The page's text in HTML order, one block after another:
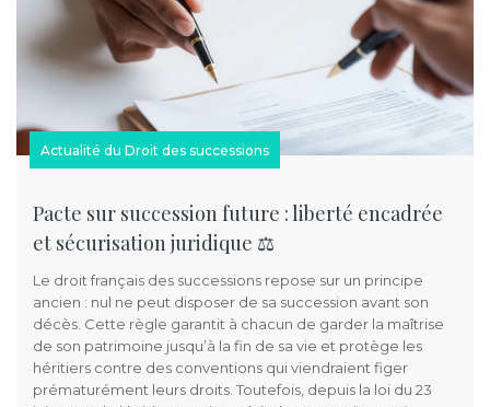
Actualité du Droit des successions
Pacte sur succession future : liberté encadrée
et sécurisation juridique ⚖️
Le droit français des successions repose sur un principe
ancien : nul ne peut disposer de sa succession avant son
décès. Cette règle garantit à chacun de garder la maîtrise
de son patrimoine jusqu’à la fin de sa vie et protège les
héritiers contre des conventions qui viendraient figer
prématurément leurs droits. Toutefois, depuis la loi du 23